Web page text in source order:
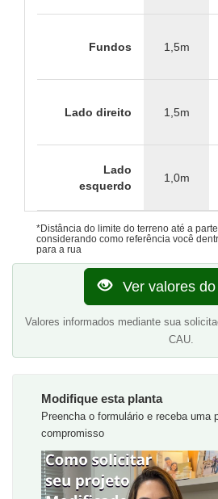
Fundos 1,5m
Lado direito 1,5m
Lado
esquerdo
1,0m
*Distância do limite do terreno até a
considerando como referência você
para a rua
Ver valores
Valores informados mediante sua
CAU.
Modifique esta planta
Preencha o formulário e receba uma
compromisso